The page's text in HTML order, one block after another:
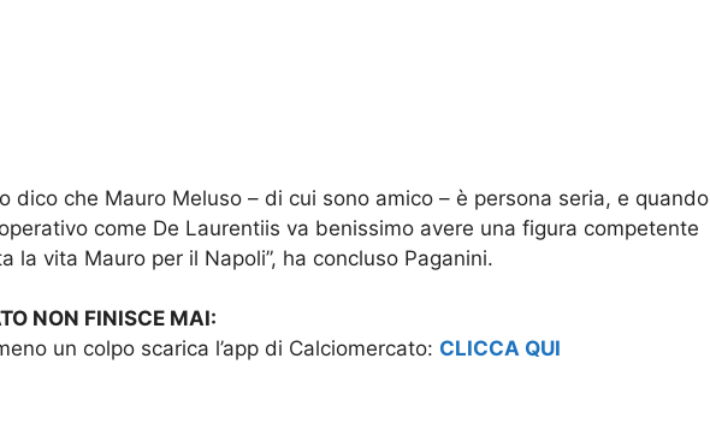
dico che Mauro Meluso – di cui sono amico – è persona seria, e quando
come De Laurentiis va benissimo avere una figura competente
la vita Mauro per il Napoli”, ha concluso Paganini.
NON FINISCE MAI:
un colpo scarica l’app di Calciomercato: CLICCA QUI